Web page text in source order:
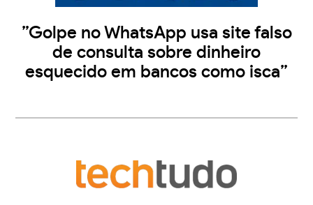
”Golpe no WhatsApp usa site falso
de consulta sobre dinheiro
esquecido em bancos como isca”